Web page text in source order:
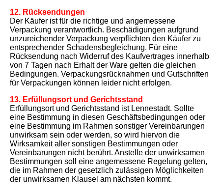
12. Rücksendungen
Der Käufer ist für die richtige und angemessene
Verpackung verantwortlich. Beschädigungen aufgrund
unzureichender Verpackung verpflichten den Käufer zu
entsprechender Schadensbegleichung. Für eine
Rücksendung nach Widerruf des Kaufvertrages innerhalb
von 7 Tagen nach Erhalt der Ware gelten die gleichen
Bedingungen. Verpackungsrücknahmen und Gutschriften
für Verpackungen können leider nicht erfolgen.
13. Erfüllungsort und Gerichtsstand
Erfüllungsort und Gerichtsstand ist Lennestadt. Sollte
eine Bestimmung in diesen Geschäftsbedingungen oder
eine Bestimmung im Rahmen sonstiger Vereinbarungen
unwirksam sein oder werden, so wird hiervon die
Wirksamkeit aller sonstigen Bestimmungen oder
Vereinbarungen nicht berührt. Anstelle der unwirksamen
Bestimmungen soll eine angemessene Regelung gelten,
die im Rahmen der gesetzlich zulässigen Möglichkeiten
der unwirksamen Klausel am nächsten kommt.